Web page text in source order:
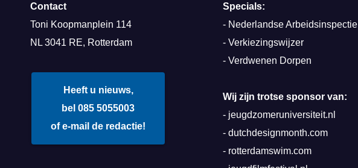
Contact
Toni Koopmanplein 114
NL 3041 RE, Rotterdam
Heeft u nieuws,
bel 085 5055003
of e-mail de redactie!
Specials:
- Nederlandse Arbeidsinspectie
- Verkiezingswijzer
- Verdwenen Dorpen
Wij zijn trotse sponsor van:
- jeugdzomeruniversiteit.nl
- dutchdesignmonth.com
- rotterdamswim.com